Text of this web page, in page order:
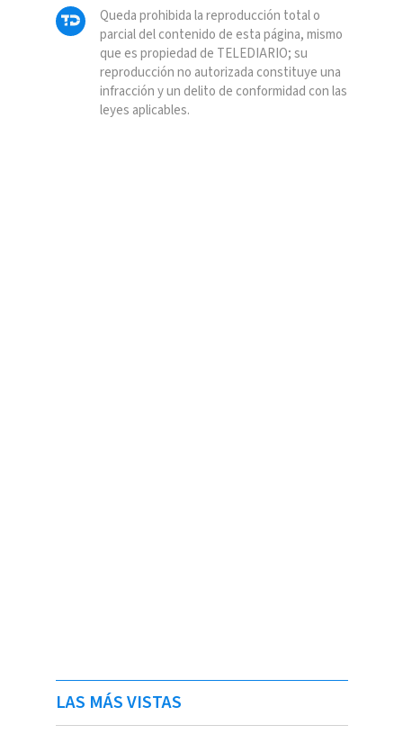
Queda prohibida la reproducción total o
parcial del contenido de esta página, mismo
que es propiedad de TELEDIARIO; su
reproducción no autorizada constituye una
infracción y un delito de conformidad con las
leyes aplicables.
LAS MÁS VISTAS